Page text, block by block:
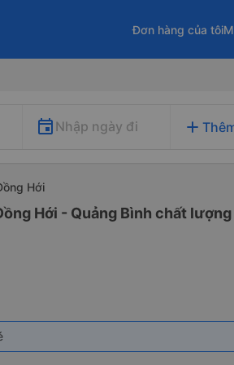
Đơn hàng của tôi
Nhập ngày đi add
Hới
Hới - Quảng Bình chất